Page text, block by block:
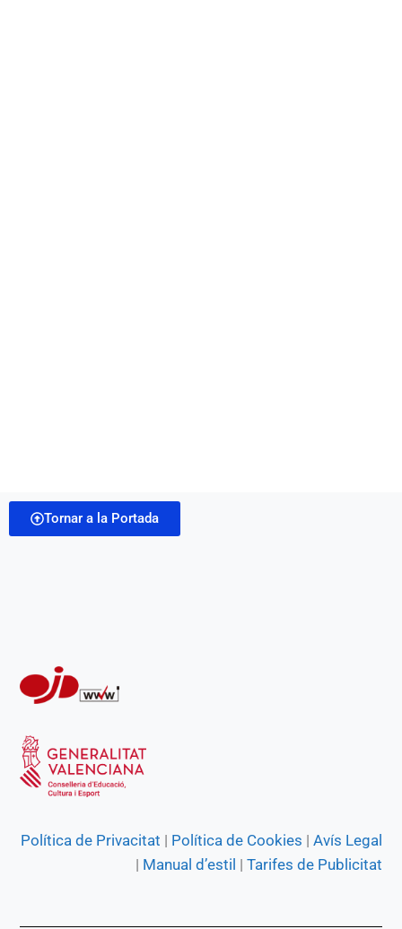
Tornar a la Portada
Política de Privacitat | Política de Cookies | Avís Legal
| Manual d’estil | Tarifes de Publicitat